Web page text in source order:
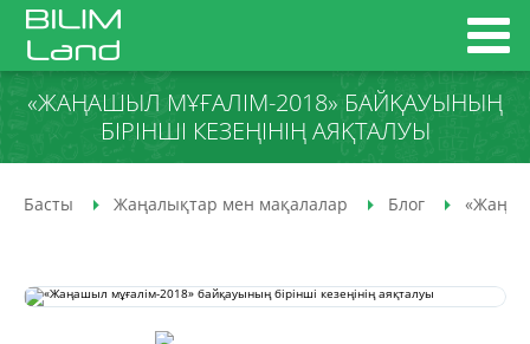
«ЖАҢАШЫЛ МҰҒАЛІМ-2018» БАЙҚАУЫНЫҢ
БІРІНШІ КЕЗЕҢІНІҢ АЯҚТАЛУЫ
Басты Жаңалықтар мен мақалалар Блог